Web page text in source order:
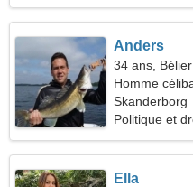
Anders
34 ans, Bélier
Homme
Skanderborg
Politique et
Ella